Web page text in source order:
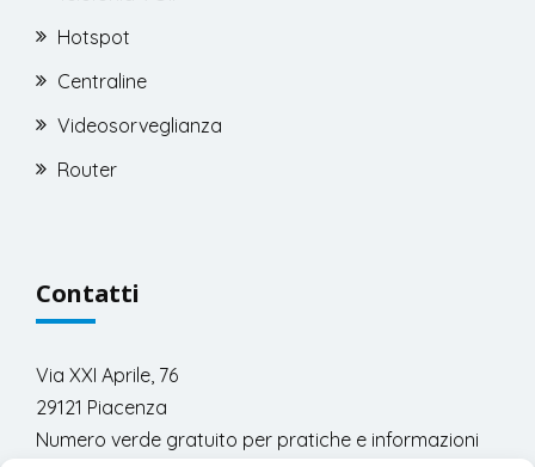
Hotspot
Centraline
Videosorveglianza
Router
Contatti
Via XXI Aprile, 76
29121 Piacenza
Numero verde gratuito per pratiche e informazioni